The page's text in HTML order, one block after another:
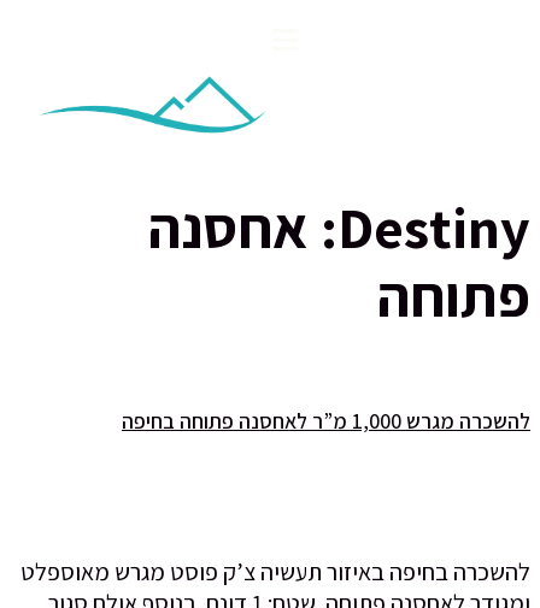
Destiny: אחסנה
פתוחה
להשכרה מגרש 1,000 מ”ר לאחסנה פתוחה בחיפה
להשכרה בחיפה באיזור תעשיה צ’ק פוסט מגרש מאוספלט